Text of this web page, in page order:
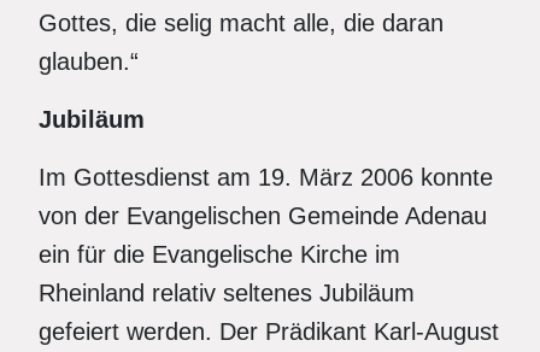
Gottes, die selig macht alle, die daran
glauben.“
Jubiläum
Im Gottesdienst am 19. März 2006 konnte
von der Evangelischen Gemeinde Adenau
ein für die Evangelische Kirche im
Rheinland relativ seltenes Jubiläum
gefeiert werden. Der Prädikant Karl-August